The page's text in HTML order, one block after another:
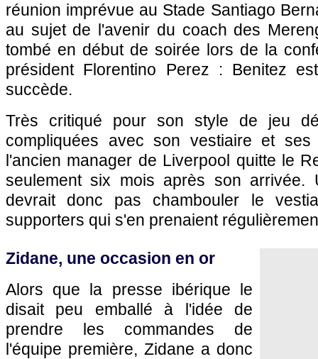
réunion imprévue au Stade Santiago
au sujet de l'avenir du coach des
tombé en début de soirée lors de la
président Florentino Perez : Benitez
succède.
Très critiqué pour son style de jeu
compliquées avec son vestiaire et ses
l'ancien manager de Liverpool quitte le
seulement six mois après son arrivée.
devrait donc pas chambouler le
supporters qui s'en prenaient
Zidane, une occasion en or
Alors que la presse ibérique le
disait peu emballé à l'idée de
prendre les commandes de
l'équipe première, Zidane a donc